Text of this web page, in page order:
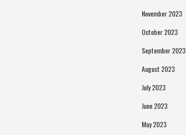
November 2023
October 2023
September 2023
August 2023
July 2023
June 2023
May 2023